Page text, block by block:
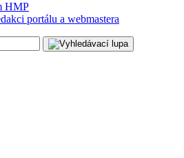
HMP
portálu a webmastera